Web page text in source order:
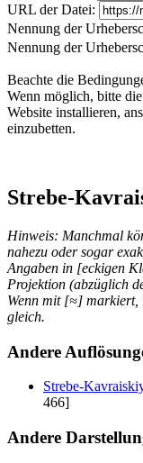
URL der Datei:
Nennung der
Nennung der
Beachte die
Wenn möglich, bitte
Website installieren,
einzubetten.
Strebe-
Hinweis: Manchmal
nahezu oder sogar
Angaben in [eckigen
Projektion (abzüglich
Wenn mit [≈] markiert,
gleich.
Andere
Strebe-
466]
Andere